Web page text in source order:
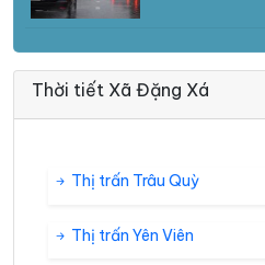
Thời tiết Xã Đặng Xá
Thị trấn Trâu Quỳ
Thị trấn Yên Viên